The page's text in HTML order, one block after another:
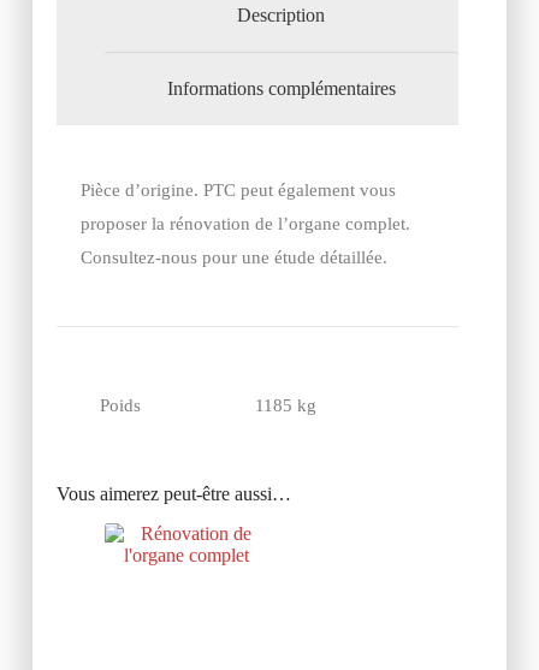
Description
Informations complémentaires
Pièce d’origine. PTC peut également vous
proposer la rénovation de l’organe complet.
Consultez-nous pour une étude détaillée.
Poids 1185 kg
Vous aimerez peut-être aussi…